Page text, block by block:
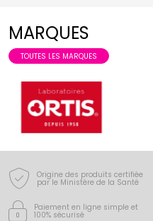
MARQUES
TOUTES LES MARQUES
Origine des produits certifiée
par le Ministère de la Santé
Paiement en ligne simple et
100% sécurisé